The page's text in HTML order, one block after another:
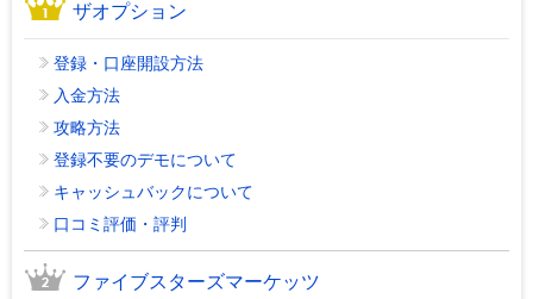
ザオプション
登録・口座開設方法
入金方法
攻略方法
登録不要のデモについて
キャッシュバックについて
口コミ評価・評判
ファイブスターズマーケッツ